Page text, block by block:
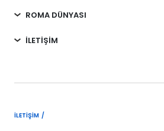
ROMA DÜNYASI
İLETİŞİM
İLETIŞIM /